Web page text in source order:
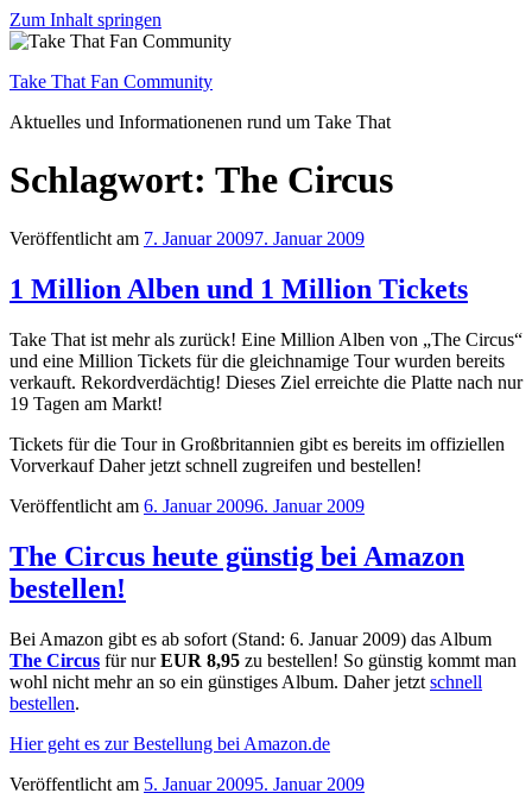
Zum Inhalt springen
Take That Fan Community
Aktuelles und Informationenen rund um Take That
Schlagwort: The Circus
Veröffentlicht am 7. Januar 20097. Januar 2009
1 Million Alben und 1 Million Tickets
Take That ist mehr als zurück! Eine Million Alben von „The Circus“
und eine Million Tickets für die gleichnamige Tour wurden bereits
verkauft. Rekordverdächtig! Dieses Ziel erreichte die Platte nach nur
19 Tagen am Markt!
Tickets für die Tour in Großbritannien gibt es bereits im offiziellen
Vorverkauf Daher jetzt schnell zugreifen und bestellen!
Veröffentlicht am 6. Januar 20096. Januar 2009
The Circus heute günstig bei Amazon
bestellen!
Bei Amazon gibt es ab sofort (Stand: 6. Januar 2009) das Album
The Circus für nurEUR 8,95 zu bestellen! So günstig kommt man
wohl nicht mehr an so ein günstiges Album. Daher jetzt schnell
bestellen.
Hier geht es zur Bestellung bei Amazon.de
Veröffentlicht am 5. Januar 20095. Januar 2009